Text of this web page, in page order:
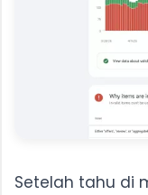
Setelah tahu di